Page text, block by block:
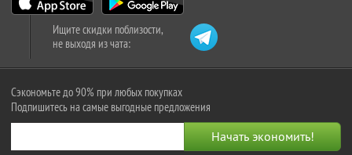
Ищите скидки поблизости,
не выходя из чата:
Сэкономьте до 90% при любых покупках
Подпишитесь на самые выгодные предложения